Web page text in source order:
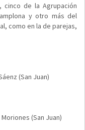
cinco de la Agrupación
y otro más del
como en la de parejas,
(San Juan)
(San Juan)